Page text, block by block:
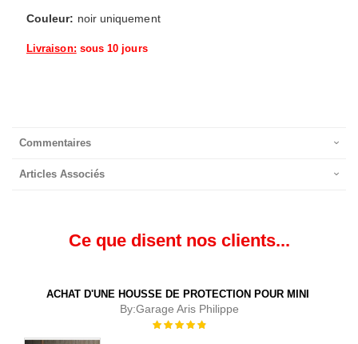
Couleur: noir uniquement
Livraison: sous 10 jours
Commentaires
Articles Associés
Ce que disent nos clients...
ACHAT D'UNE HOUSSE DE PROTECTION POUR MINI
By:Garage Aris Philippe
Évaluation :